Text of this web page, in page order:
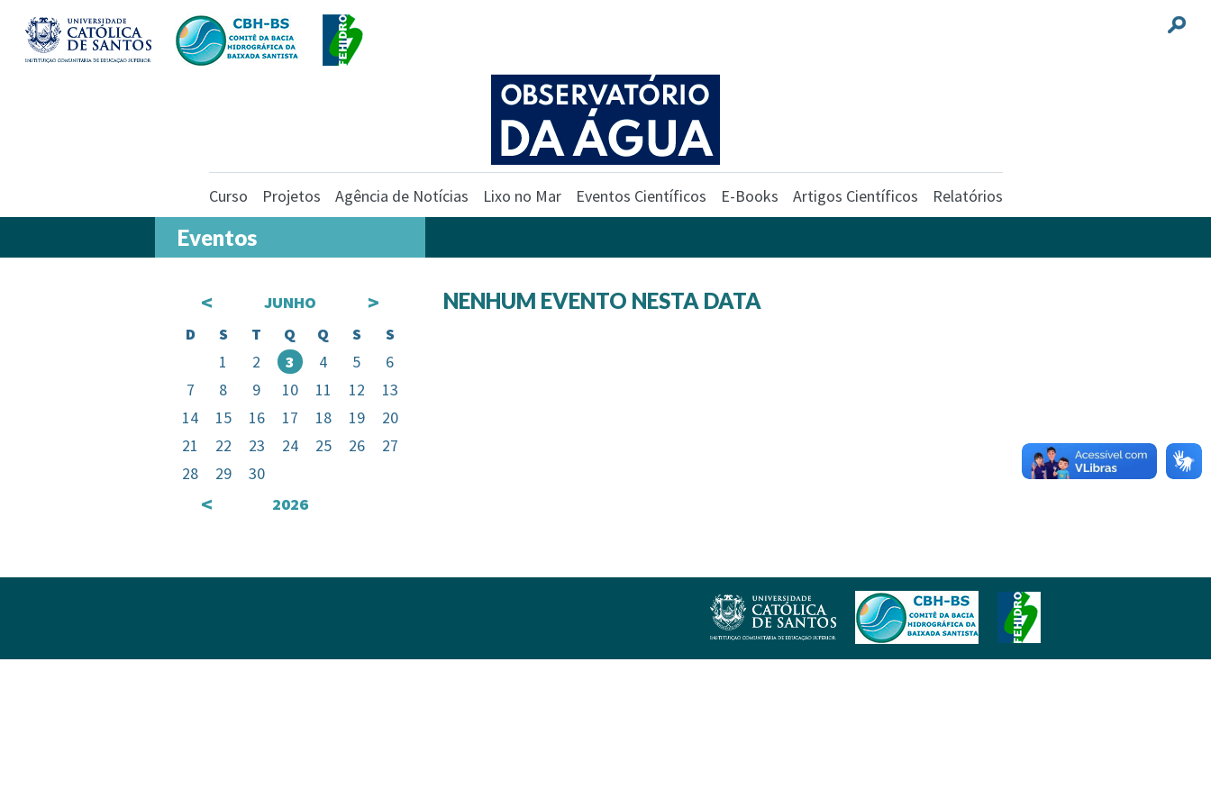
Curso Projetos Agência de Notícias Lixo no Mar Eventos Científicos E-Books Artigos Científicos Relatórios
Eventos
< JUNHO >
D S T Q Q S
S
1
2 3 4 5
6
7
8 9 10 11 12
13
14
15 16 17 18 19
20
21
22 23 24 25 26
27
28
29 30
< 2026
NENHUM EVENTO NESTA DATA